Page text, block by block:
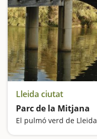
Lleida ciutat
Parc de la Mitjana
El pulmó verd de Lleida